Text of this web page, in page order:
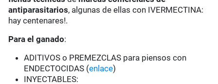
antiparasitarios, algunas de ellas con IVERMECTINA:
hay centenares!.
Para el ganado:
ADITIVOS o PREMEZCLAS para piensos con
ENDECTOCIDAS (enlace)
INYECTABLES: